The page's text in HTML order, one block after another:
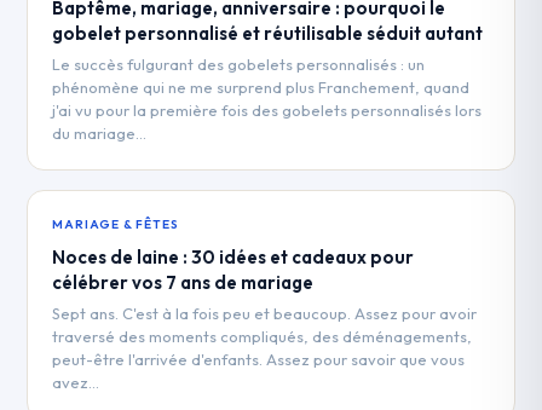
Baptême, mariage, anniversaire : pourquoi le
gobelet personnalisé et réutilisable séduit autant
Le succès fulgurant des gobelets personnalisés : un
phénomène qui ne me surprend plus Franchement, quand
j'ai vu pour la première fois des gobelets personnalisés lors
du mariage…
MARIAGE & FÊTES
Noces de laine : 30 idées et cadeaux pour
célébrer vos 7 ans de mariage
Sept ans. C'est à la fois peu et beaucoup. Assez pour avoir
traversé des moments compliqués, des déménagements,
peut-être l'arrivée d'enfants. Assez pour savoir que vous
avez…